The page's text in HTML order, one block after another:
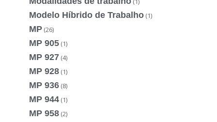
Modelo Híbrido de Trabalho (1)
MP (26)
MP 905 (1)
MP 927 (4)
MP 928 (1)
MP 936 (8)
MP 944 (1)
MP 958 (2)